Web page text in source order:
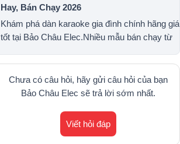
Hay, Bán Chạy 2026
Khám phá dàn karaoke gia đình chính hãng giá
tốt tại Bảo Châu Elec.Nhiều mẫu bán chạy từ
Philips Cao Cấp.1900.0255
Chưa có câu hỏi, hãy gửi câu hỏi của bạn
Bảo Châu Elec sẽ trả lời sớm nhất.
Viết hỏi đáp